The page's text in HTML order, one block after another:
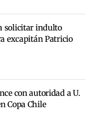
solicitar indulto
excapitán Patricio
con autoridad a U.
Copa Chile